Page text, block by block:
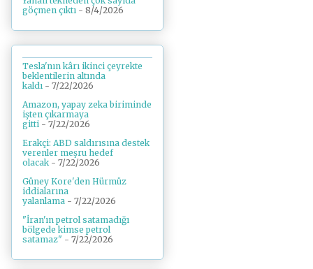
göçmen çıktı - 8/4/2026
Tesla'nın kârı ikinci çeyrekte
beklentilerin altında
kaldı - 7/22/2026
Amazon, yapay zeka biriminde
işten çıkarmaya
gitti - 7/22/2026
Erakçi: ABD saldırısına destek
verenler meşru hedef
olacak - 7/22/2026
Güney Kore'den Hürmüz
iddialarına
yalanlama - 7/22/2026
"İran'ın petrol satamadığı
bölgede kimse petrol
satamaz" - 7/22/2026